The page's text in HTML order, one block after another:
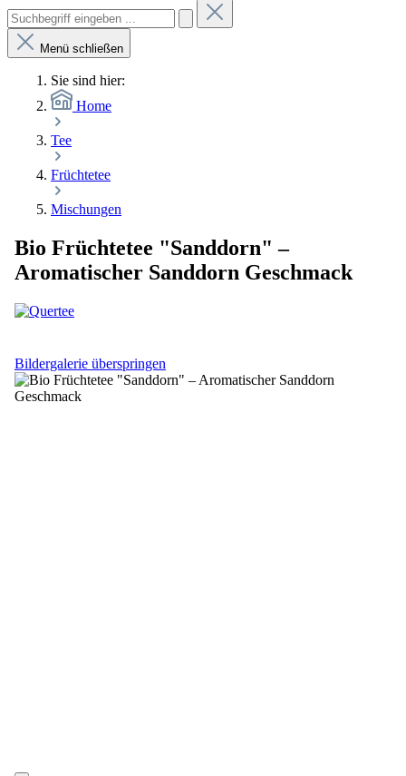
Menü schließen
Sie sind hier:
Home
Tee
Früchtetee
Mischungen
Bio Früchtetee "Sanddorn" –
Aromatischer Sanddorn Geschmack
Bildergalerie überspringen